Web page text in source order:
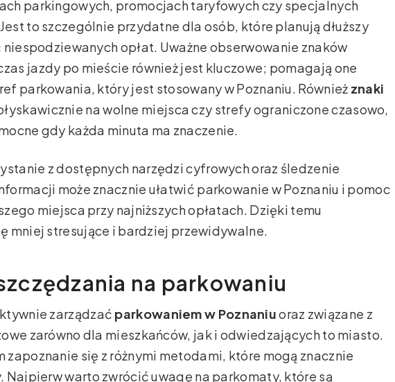
parkingowych, promocjach taryfowych czy specjalnych
to szczególnie przydatne dla osób, które planują dłuższy
opłat. Uważne obserwowanie znaków
jazdy po mieście również jest kluczowe; pomagają one
parkowania, który jest stosowany w Poznaniu. Również znaki
na wolne miejsca czy strefy ograniczone czasowo,
gdy każda minuta ma znaczenie.
z dostępnych narzędzi cyfrowych oraz śledzenie
może znacznie ułatwić parkowanie w Poznaniu i pomoc
miejsca przy najniższych opłatach. Dzięki temu
mniej stresujące i bardziej przewidywalne.
na parkowaniu
zarządzać parkowaniem w Poznaniuoraz związane z
zarówno dla mieszkańców, jak i odwiedzających to miasto.
zapoznanie się z różnymi metodami, które mogą znacznie
Najpierw warto zwrócić uwagę na parkomaty, które są